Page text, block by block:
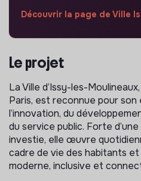
Découvrir la page de Ville
Le projet
La Ville d’Issy-les-
Paris, est reconnue pour
l’innovation, du
du service public. Forte
investie, elle œuvre
cadre de vie des habitants
moderne, inclusive et